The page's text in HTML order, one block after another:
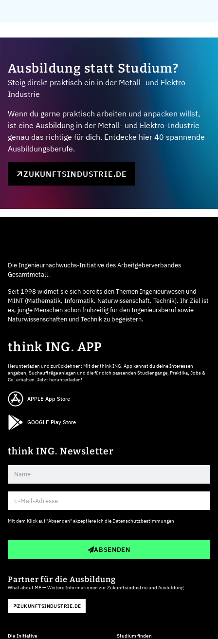
Ausbildung statt Studium?
Steig direkt praktisch ein in der Metall- und Elektro-
Industrie
Wenn du gerne praktisch arbeiten und anpacken willst,
ist eine Ausbildung in der Metall- und Elektro-Industrie
genau das richtige für dich. Entdecke hier 40 spannende
Ausbildungsberufe.
ZUKUNFTSINDUSTRIE.DE
Die Ingenieurnachwuchs-Initiative des Arbeitgeberverbandes
Gesamtmetall.
Seit 1998 widmet sie sich bereits den Themen Ingenieurwesen und
MINT (Mathematik, Informatik, Naturwissenschaft, Technik). Ihr Ziel ist
es, junge Menschen schon frühzeitig für den Ingenieursberuf sowie
Naturwissenschaften und Technik zu begeistern.
think ING. APP
Herunterladen und zurücklehnen: Mit der think ING. App kannst du deine Interessen
angeben, Suchaufträge anlegen und die für dich passenden Studiengänge, Praktika, Jobs &
Co. erhalten. Jetzt herunterladen!
APPLE App Store
GOOGLE Play Store
think ING. Newsletter
Mit dem Klick auf "Absenden" akzeptiere ich die Datenschutzbestimmungen
ABSENDEN
Partner für die Ausbildung
What about ME — Weitere Informationen zur Zukunftsindustrie und Ausbildung
ZUKUNFTSINDUSTRIE.DE
Die Initiative Studium finden